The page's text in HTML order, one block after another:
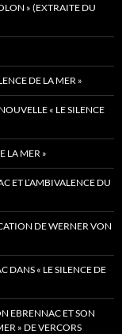
» (EXTRAITE DU
DE LA MER »
« LE SILENCE
LA MER »
ET L’AMBIVALENCE DU
DE WERNER VON
DANS « LE SILENCE DE
EBRENNAC ET SON
» DE VERCORS